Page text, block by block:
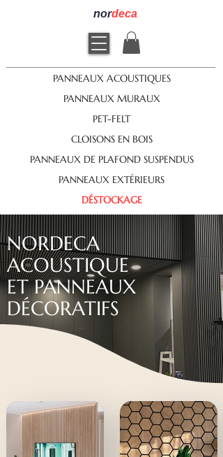
nordeca
PANNEAUX ACOUSTIQUES
PANNEAUX MURAUX
PET-FELT
CLOISONS EN BOIS
PANNEAUX DE PLAFOND SUSPENDUS
PANNEAUX EXTÉRIEURS
DÉSTOCKAGE
NORDECA
ACOUSTIQUE
ET PANNEAUX
DÉCORATIFS